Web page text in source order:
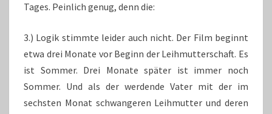
Tages. Peinlich genug, denn die:
3.) Logik stimmte leider auch nicht. Der Film beginnt
etwa drei Monate vor Beginn der Leihmutterschaft. Es
ist Sommer. Drei Monate später ist immer noch
Sommer. Und als der werdende Vater mit der im
sechsten Monat schwangeren Leihmutter und deren